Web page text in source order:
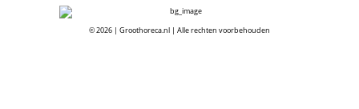
© 2026 | Groothoreca.nl | Alle rechten voorbehouden